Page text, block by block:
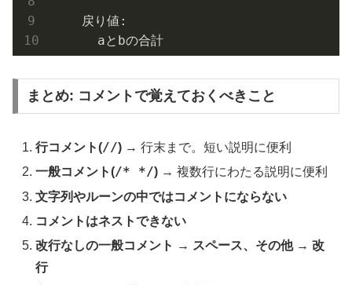
    戻り値:
まとめ: コメントで覚えておくべきこと
行コメント(//) → 行末まで。短い説明に便利
一般コメント(/* */) → 複数行にわたる説明に便利
文字列やルーンの中ではコメントにならない
コメントはネストできない
改行なしの一般コメント → スペース、その他 → 改
行